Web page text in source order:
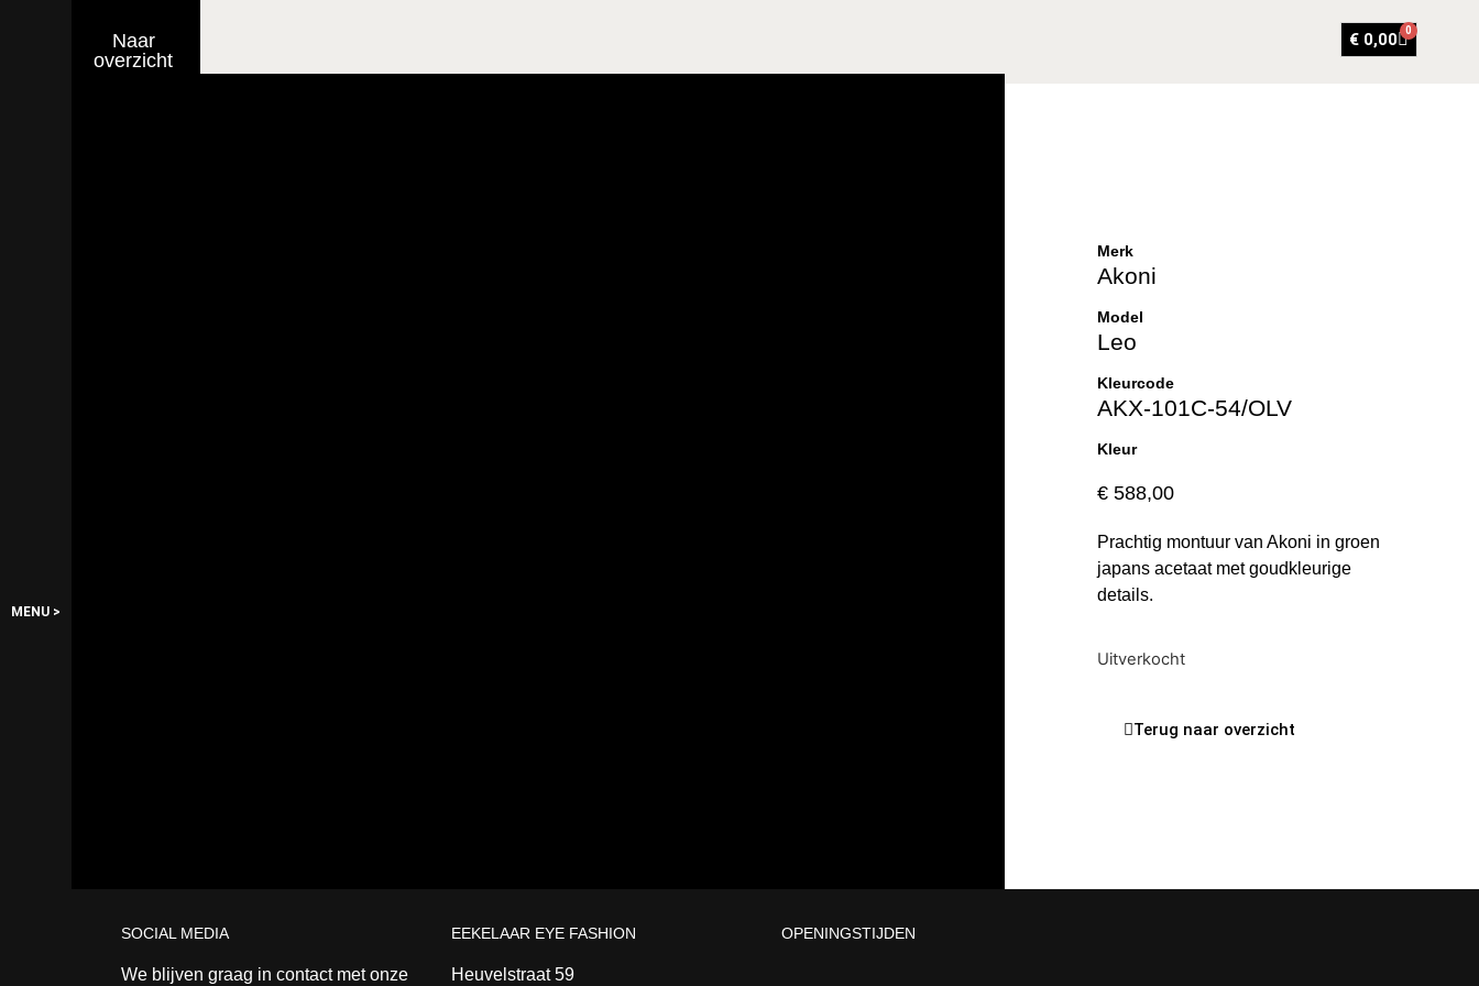
MENU >
Naar
overzicht
€ 0,00 0
Merk
Akoni
Model
Leo
Kleurcode
AKX-101C-54/OLV
Kleur
€588,00
Prachtig montuur van Akoni in groen
japans acetaat met goudkleurige
details.
Uitverkocht
Terug naar overzicht
SOCIAL MEDIA
We blijven graag in contact met onze
EEKELAAR EYE FASHION
Heuvelstraat 59
OPENINGSTIJDEN